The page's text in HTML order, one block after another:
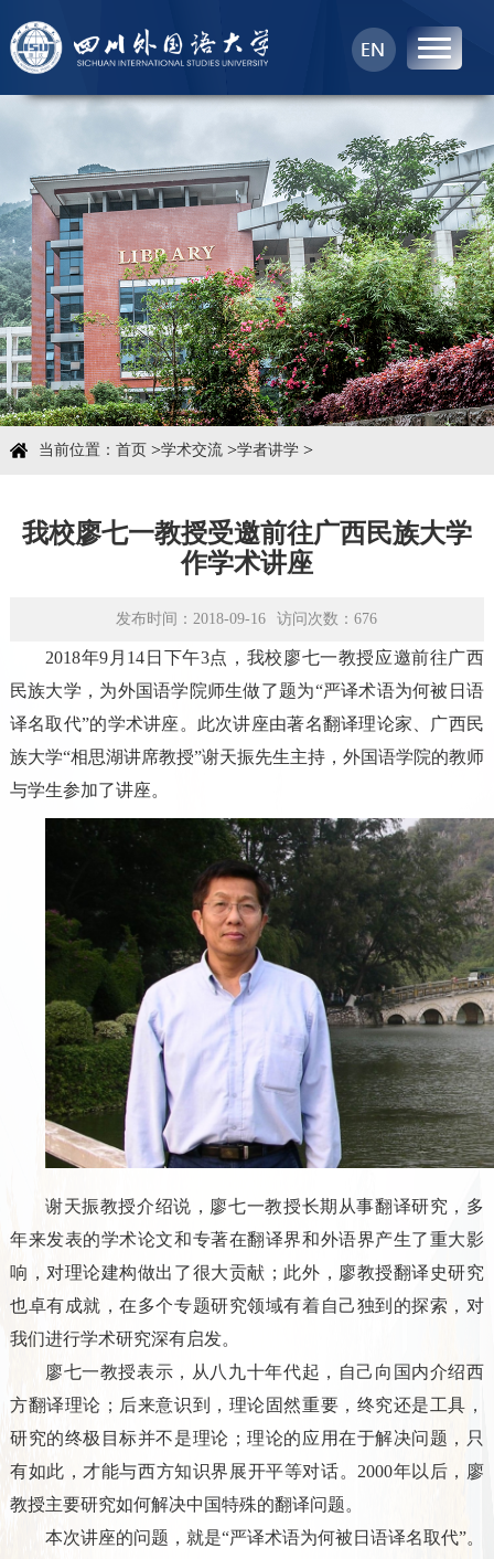
首页
中心概况
科学研究
学术团队
学术交流
当前位置： 首页>学术交流>学者讲学>
我校廖七一教授受邀前往广西民族大学
作学术讲座
发布时间：2018-09-16 访问次数：676
2018年9月14日下午3点，我校廖七一教授应邀前往广西
民族大学，为外国语学院师生做了题为“严译术语为何被日语
译名取代”的学术讲座。此次讲座由著名翻译理论家、广西民
族大学“相思湖讲席教授”谢天振先生主持，外国语学院的教师
与学生参加了讲座。
谢天振教授介绍说，廖七一教授长期从事翻译研究，多
年来发表的学术论文和专著在翻译界和外语界产生了重大影
响，对理论建构做出了很大贡献；此外，廖教授翻译史研究
也卓有成就，在多个专题研究领域有着自己独到的探索，对
我们进行学术研究深有启发。
廖七一教授表示，从八九十年代起，自己向国内介绍西
方翻译理论；后来意识到，理论固然重要，终究还是工具，
研究的终极目标并不是理论；理论的应用在于解决问题，只
有如此，才能与西方知识界展开平等对话。2000年以后，廖
教授主要研究如何解决中国特殊的翻译问题。
本次讲座的问题，就是“严译术语为何被日语译名取代”。